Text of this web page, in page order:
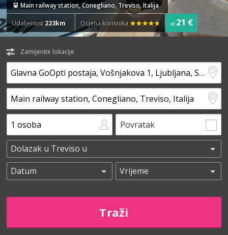
Main railway station, Conegliano, Treviso, Italija
Udaljenost 223km Ocjena korisnika od 21 €
Zamijenite lokacije
Povratak